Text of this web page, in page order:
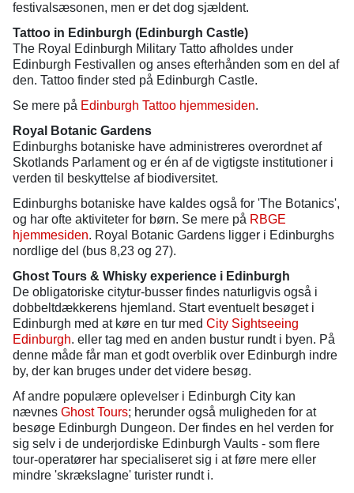
festivalsæsonen, men er det dog sjældent.
Tattoo in Edinburgh (Edinburgh Castle)
The Royal Edinburgh Military Tatto afholdes under
Edinburgh Festivallen og anses efterhånden som en del af
den. Tattoo finder sted på Edinburgh Castle.
Se mere på Edinburgh Tattoo hjemmesiden.
Royal Botanic Gardens
Edinburghs botaniske have administreres overordnet af
Skotlands Parlament og er én af de vigtigste institutioner i
verden til beskyttelse af biodiversitet.
Edinburghs botaniske have kaldes også for 'The Botanics',
og har ofte aktiviteter for børn. Se mere på RBGE
hjemmesiden. Royal Botanic Gardens ligger i Edinburghs
nordlige del (bus 8,23 og 27).
Ghost Tours & Whisky experience i Edinburgh
De obligatoriske citytur-busser findes naturligvis også i
dobbeltdækkerens hjemland. Start eventuelt besøget i
Edinburgh med at køre en tur med City Sightseeing
Edinburgh. eller tag med en anden bustur rundt i byen. På
denne måde får man et godt overblik over Edinburgh indre
by, der kan bruges under det videre besøg.
Af andre populære oplevelser i Edinburgh City kan
nævnes Ghost Tours; herunder også muligheden for at
besøge Edinburgh Dungeon. Der findes en hel verden for
sig selv i de underjordiske Edinburgh Vaults - som flere
tour-operatører har specialiseret sig i at føre mere eller
mindre 'skrækslagne' turister rundt i.